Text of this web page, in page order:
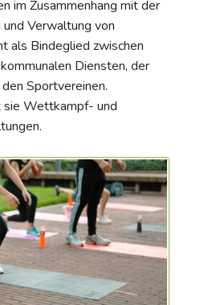
im Zusammenhang mit der
Verwaltung von
als Bindeglied zwischen
Diensten, der
Sportvereinen.
Wettkampf- und